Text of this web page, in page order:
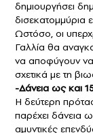
δημιουργήσει
δισεκατομμύρια
Ωστόσο, οι
Γαλλία θα
να αποφύγουν να
σχετικά με τη
-Δάνεια ως και
Η δεύτερη
παρέχει δάνεια
αμυντικές